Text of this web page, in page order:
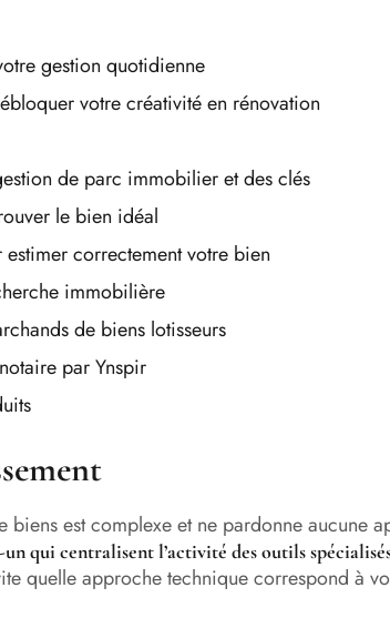
gestion quotidienne
votre créativité en rénovation
de parc immobilier et des clés
le bien idéal
correctement votre bien
immobilière
de biens lotisseurs
par Ynspir
biens est complexe et ne pardonne aucune
qui centralisent l’activité des outils
quelle approche technique correspond à